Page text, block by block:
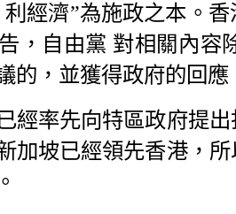
利經濟”為施政之本。
，自由黨 對相關內
的，並獲得政府的回應
經率先向特區政府提
加坡已經領先香港，